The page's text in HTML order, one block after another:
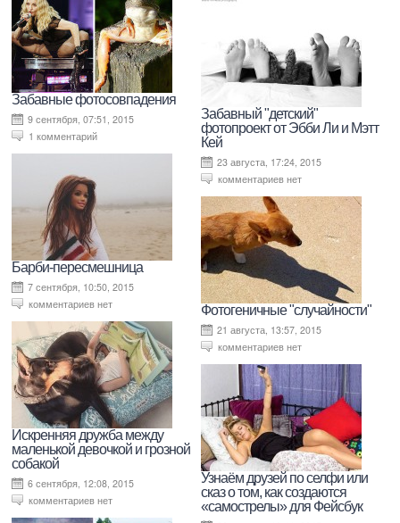
Забавные фотосовпадения
9 сентября, 07:51, 2015
1 комментарий
Барби-пересмешница
7 сентября, 10:50, 2015
комментариев нет
Искренняя дружба между
маленькой девочкой и грозной
собакой
6 сентября, 12:08, 2015
комментариев нет
Забавный "детский"
фотопроект от Эбби Ли и Мэтт
Кей
23 августа, 17:24, 2015
комментариев нет
Фотогеничные "случайности"
21 августа, 13:57, 2015
комментариев нет
Узнаём друзей по селфи или
сказ о том, как создаются
«самострелы» для Фейсбук